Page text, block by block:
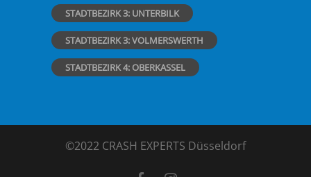
STADTBEZIRK 3: UNTERBILK
STADTBEZIRK 3: VOLMERSWERTH
STADTBEZIRK 4: OBERKASSEL
©2022 CRASH EXPERTS Düsseldorf